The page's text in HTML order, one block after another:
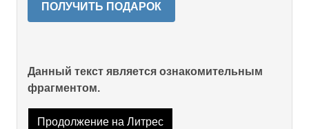
ПОЛУЧИТЬ ПОДАРОК
Данный текст является ознакомительным
фрагментом.
Продолжение на Литрес